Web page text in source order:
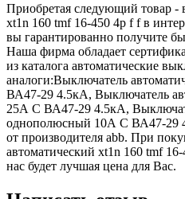
Приобретая следующий товар -
xt1n 160 tmf 16-450 4p f f в
вы гарантированно получите
Наша фирма обладает
из каталога автоматические
аналоги:Выключатель
ВА47-29 4.5кА, Выключатель
25А C ВА47-29 4.5кА,
однополюсный 10А C ВА47-29
от производителя abb. При
автоматический xt1n 160 tmf
нас будет лучшая цена для Вас.